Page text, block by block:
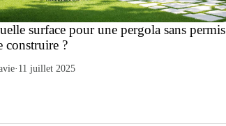
surface pour une pergola sans permis
construire ?
· 11 juillet 2025